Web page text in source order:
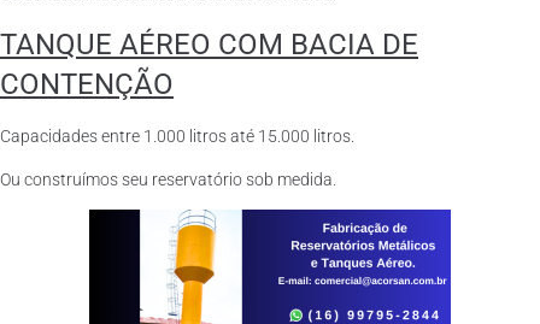
TANQUE AÉREO COM BACIA DE
CONTENÇÃO
Capacidades entre 1.000 litros até 15.000 litros.
Ou construímos seu reservatório sob medida.